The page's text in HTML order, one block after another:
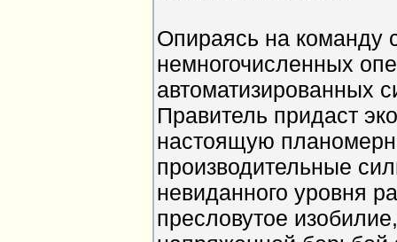
Опираясь на команду
немногочисленных
автоматизированных
Правитель придаст
настоящую
производительные
невиданного уровня
пресловутое